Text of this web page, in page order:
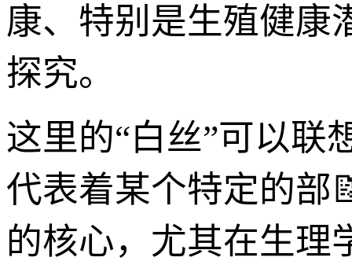
康、特别是生殖健康
探究。
这里的“白丝”可以联
代表着某个特定的部
的核心，尤其在生理